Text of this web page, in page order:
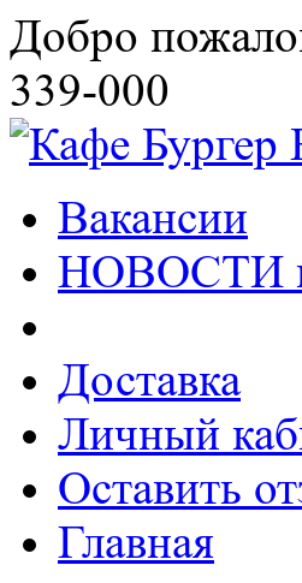
Добро
339-000
Вакансии
НОВОСТИ
Доставка
Личный
Оставить
Главная